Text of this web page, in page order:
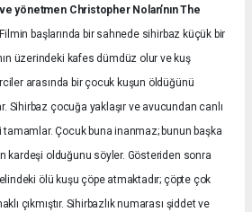
yönetmen Christopher Nolan’nın The
Filmin başlarında bir sahnede sihirbaz küçük bir
üzerindeki kafes dümdüz olur ve kuş
arasında bir çocuk kuşun öldüğünü
Sihirbaz çocuğa yaklaşır ve avucundan canlı
tamamlar. Çocuk buna inanmaz; bunun başka
kardeşi olduğunu söyler. Gösteriden sonra
ölü kuşu çöpe atmaktadır; çöpte çok
çıkmıştır. Sihirbazlık numarası şiddet ve